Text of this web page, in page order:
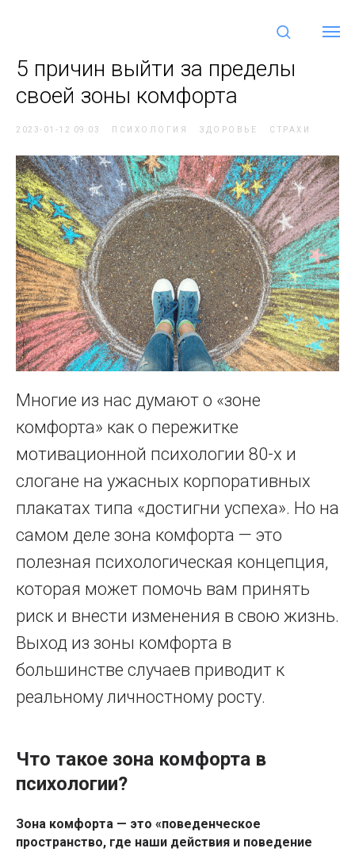
5 причин выйти за пределы
своей зоны комфорта
2023-01-12 09:03 ПСИХОЛОГИЯ ЗДОРОВЬЕ СТРАХИ
Многие из нас думают о «зоне
комфорта» как о пережитке
мотивационной психологии 80-х и
слогане на ужасных корпоративных
плакатах типа «достигни успеха». Но на
самом деле зона комфорта — это
полезная психологическая концепция,
которая может помочь вам принять
риск и внести изменения в свою жизнь.
Выход из зоны комфорта в
большинстве случаев приводит к
реальному личностному росту.
Что такое зона комфорта в
психологии?
Зона комфорта — это «поведенческое
пространство, где наши действия и поведение